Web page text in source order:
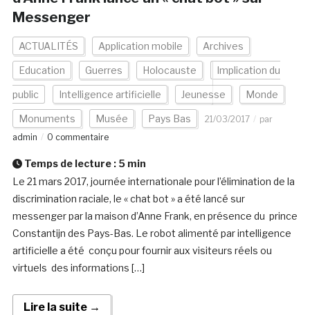
Messenger
ACTUALITÉS Application mobile Archives
Education Guerres Holocauste Implication du
public Intelligence artificielle Jeunesse Monde
Monuments Musée Pays Bas 21/03/2017
par
admin
0 commentaire
Temps de lecture : 5 min
Le 21 mars 2017, journée internationale pour l’élimination de la
discrimination raciale, le « chat bot » a été lancé sur
messenger par la maison d’Anne Frank, en présence du prince
Constantijn des Pays-Bas. Le robot alimenté par intelligence
artificielle a été conçu pour fournir aux visiteurs réels ou
virtuels des informations […]
Lire la suite →